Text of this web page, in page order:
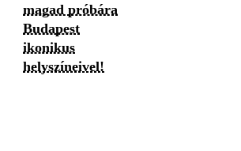
magad próbára
Budapest
ikonikus
helyszíneivel!